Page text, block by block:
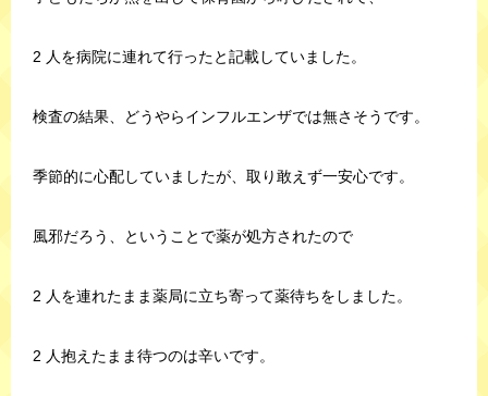
2 人を病院に連れて行ったと記載していました。
検査の結果、どうやらインフルエンザでは無さそうです。
季節的に心配していましたが、取り敢えず一安心です。
風邪だろう、ということで薬が処方されたので
2 人を連れたまま薬局に立ち寄って薬待ちをしました。
2 人抱えたまま待つのは辛いです。